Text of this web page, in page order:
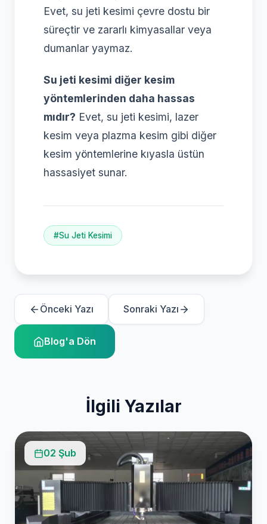
Evet, su jeti kesimi çevre dostu bir
süreçtir ve zararlı kimyasallar veya
dumanlar yaymaz.
Su jeti kesimi diğer kesim
yöntemlerinden daha hassas
mıdır? Evet, su jeti kesimi, lazer
kesim veya plazma kesim gibi diğer
kesim yöntemlerine kıyasla üstün
hassasiyet sunar.
#Su Jeti Kesimi
Önceki Yazı Sonraki Yazı
Blog'a Dön
İlgili Yazılar
02 Şub